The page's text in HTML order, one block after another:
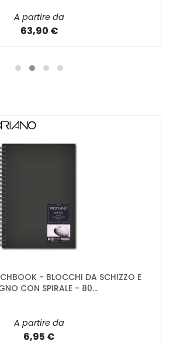
A partire da
63,90 €
- BLOCCHI DA SCHIZZO E
CON SPIRALE - 80...
A partire da
6,95 €